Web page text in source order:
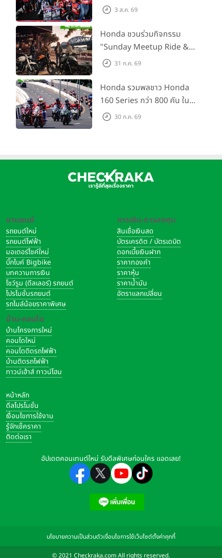
เจริญหมายเลข 14 แก้เกมเดือดขยับขึ้นมาคว้าแชมป์ได้อย่างดุดัน
ตามมาด้วย
“มาร์วิน” ศรัณวัชร์ จิราวรรณรัตน์หมายเลข 11 และ
“เดอะเบสท์” ภาสกร แกล้วกล้า
หมายเลข 13 ที่ผลงานดีไม่แพ้กัน
คว้าอันดับที่ 2 และ 3 ตามลำดับ
แฟนความเร็วชาวไทยสามารถส่งกำลังใจเชียร์นักบิดฮอนด้าพร้อม
ติดตามข่าวสารและรายละเอียดเพิ่มเติมได้ที่ เฟซบุ๊ก ฮอนด้า เรซซิ่ง
ไทยแลนด์ :
https://facebook.com/HondaRacingTeamTH
แท็กที่เกี่ยวข้อง
motorsport
RoadToMotoGP
SS600 2 สนามติด “ข้าวกล้อง”
สนาม 2
3 ส.ค. 69
Honda ชวนร่วมกิจกรรม
"Sunday Meetup Ride &
Soul" จิบกาแฟ พูดคุย แลก
กัน 16 ส.ค. นี้
31 ก.ค. 69
Honda รวมพลชาว Honda
160 Series กว่า 800 คัน ใน
งาน “THE ONE-SIXTI-ER ตัว
30 ก.ค. 69
ยานยนต์
รถยนต์ใหม่
รถยนต์ไฟฟ้า
มอเตอร์ไซค์ใหม่
บิ๊กไบค์ Bigbike
บทความการเงิน
โชว์รูม (ดีลเลอร์) รถยนต์
โปรโมชั่นรถยนต์
รถไมล์น้อยราคาพิเศษ
บ้าน-คอนโด
บ้านโครงการใหม่
คอนโดใหม่
คอนโดติดรถไฟฟ้า
บ้านติดรถไฟฟ้า
ทาวน์เฮ้าส์ ทาวน์โฮม
การเงิน-การลงทุน
สินเชื่อเงินสด
บัตรเครดิต / บัตรเดบิต
ดอกเบี้ยเงินฝาก
ราคาทองคำ
ราคาหุ้น
ราคาน้ำมัน
อัตราแลกเปลี่ยน
หน้าหลัก
ดีลโปรโมชั่น
เงื่อนไขการใช้งาน
รู้จักเช็คราคา
ติดต่อเรา
อัปเดตคอนเทนต์ใหม่ รับดีลพิเศษก่อนใคร แอดเลย!
นโยบายความเป็นส่วนตัวเงื่อนไขการใช้เว็บไซต์ตั้งค่าคุกกี้
© 2021 Checkraka.com All rights reserved.